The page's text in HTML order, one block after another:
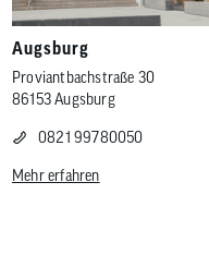
Augsburg
Proviantbachstraße 30
86153 Augsburg
0821 99780050
Mehr erfahren